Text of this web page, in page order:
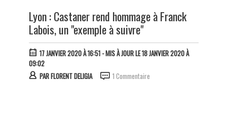
Lyon : Castaner rend hommage à Franck
Labois, un "exemple à suivre"
17 JANVIER 2020 À 16:51- MIS À JOUR LE 18 JANVIER 2020 À
09:02
PARFLORENT DELIGIA 1 Commentaire